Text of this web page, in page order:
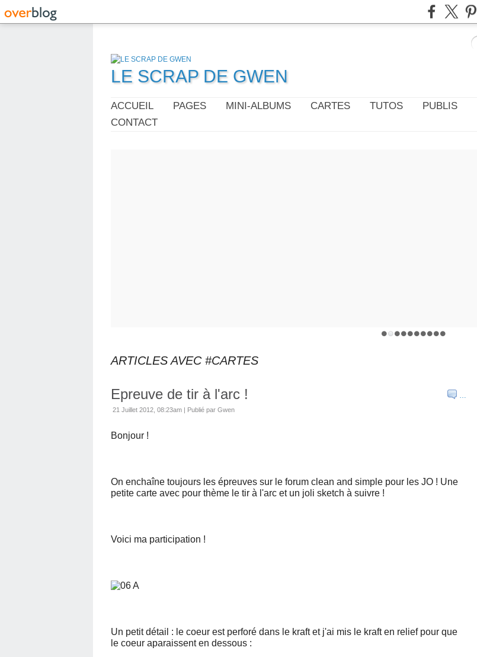
LE SCRAP DE GWEN
ACCUEIL PAGES MINI-ALBUMS CARTES TUTOS PUBLIS
CONTACT
ARTICLES AVEC #CARTES
…
Epreuve de tir à l'arc !
21 Juillet 2012, 08:23am | Publié par Gwen
Bonjour !
On enchaîne toujours les épreuves sur le forum clean and simple pour les JO ! Une
petite carte avec pour thème le tir à l'arc et un joli sketch à suivre !
Voici ma participation !
Un petit détail : le coeur est perforé dans le kraft et j'ai mis le kraft en relief pour que
le coeur aparaissent en dessous :